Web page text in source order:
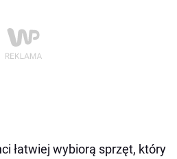
łatwiej wybiorą sprzęt, który